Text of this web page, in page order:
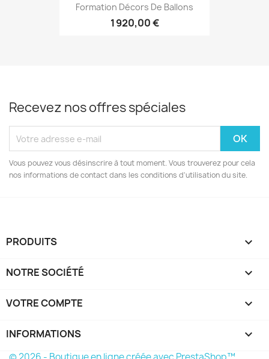
Formation Décors De Ballons
1 920,00 €
Recevez nos offres spéciales
Vous pouvez vous désinscrire à tout moment. Vous trouverez pour cela
nos informations de contact dans les conditions d'utilisation du site.
PRODUITS 
NOTRE SOCIÉTÉ 
VOTRE COMPTE 
INFORMATIONS keyboard_arrow_down